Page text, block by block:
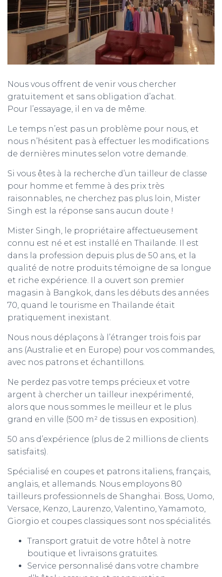
Nous vous offrent de venir vous chercher
gratuitement et sans obligation d’achat.
Pour l’essayage, il en va de même.
Le temps n’est pas un problème pour nous, et
nous n’hésitent pas à effectuer les modifications
de dernières minutes selon votre demande.
Si vous êtes à la recherche d’un tailleur de classe
pour homme et femme à des prix très
raisonnables, ne cherchez pas plus loin, Mister
Singh est la réponse sans aucun doute !
Mister Singh, le propriétaire affectueusement
connu est né et est installé en Thaïlande. Il est
dans la profession depuis plus de 50 ans, et la
qualité de notre produits témoigne de sa longue
et riche expérience. Il a ouvert son premier
magasin à Bangkok, dans les débuts des années
70, quand le tourisme en Thaïlande était
pratiquement inexistant.
Nous nous déplaçons à l’étranger trois fois par
ans (Australie et en Europe) pour vos commandes,
avec nos patrons et échantillons.
Ne perdez pas votre temps précieux et votre
argent à chercher un tailleur inexpérimenté,
alors que nous sommes le meilleur et le plus
grand en ville (500 m² de tissus en exposition).
50 ans d’expérience (plus de 2 millions de clients
satisfaits).
Spécialisé en coupes et patrons italiens, français,
anglais, et allemands. Nous employons 80
tailleurs professionnels de Shanghai. Boss, Uomo,
Versace, Kenzo, Laurenzo, Valentino, Yamamoto,
Giorgio et coupes classiques sont nos spécialités.
Transport gratuit de votre hôtel à notre
boutique et livraisons gratuites.
Service personnalisé dans votre chambre